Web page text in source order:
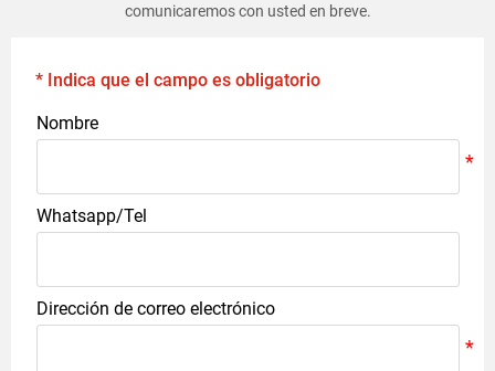
comunicaremos con usted en breve.
* Indica que el campo es obligatorio
Nombre
Whatsapp/Tel
Dirección de correo electrónico